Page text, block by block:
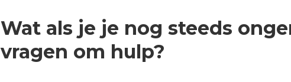
Wat als je je nog steeds
vragen om hulp?